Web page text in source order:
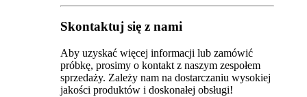
Skontaktuj się z nami
Aby uzyskać więcej informacji lub zamówić
próbkę, prosimy o kontakt z naszym zespołem
sprzedaży. Zależy nam na dostarczaniu wysokiej
jakości produktów i doskonałej obsługi!